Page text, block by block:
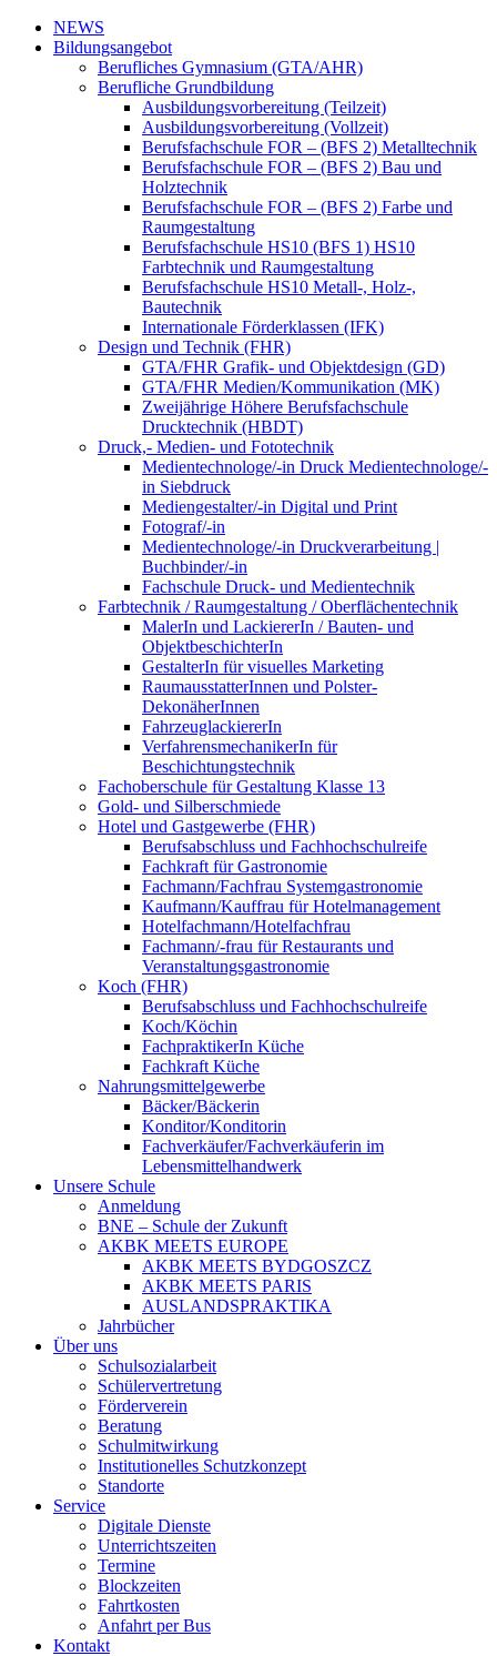
NEWS
Bildungsangebot
Berufliches Gymnasium (GTA/AHR)
Berufliche Grundbildung
Ausbildungsvorbereitung (Teilzeit)
Ausbildungsvorbereitung (Vollzeit)
Berufsfachschule FOR – (BFS 2) Metalltechnik
Berufsfachschule FOR – (BFS 2) Bau und
Holztechnik
Berufsfachschule FOR – (BFS 2) Farbe und
Raumgestaltung
Berufsfachschule HS10 (BFS 1) HS10
Farbtechnik und Raumgestaltung
Berufsfachschule HS10 Metall-, Holz-,
Bautechnik
Internationale Förderklassen (IFK)
Design und Technik (FHR)
GTA/FHR Grafik- und Objektdesign (GD)
GTA/FHR Medien/Kommunikation (MK)
Zweijährige Höhere Berufsfachschule
Drucktechnik (HBDT)
Druck,- Medien- und Fototechnik
Medientechnologe/-in Druck Medientechnologe/-
in Siebdruck
Mediengestalter/-in Digital und Print
Fotograf/-in
Medientechnologe/-in Druckverarbeitung |
Buchbinder/-in
Fachschule Druck- und Medientechnik
Farbtechnik / Raumgestaltung / Oberflächentechnik
MalerIn und LackiererIn / Bauten- und
ObjektbeschichterIn
GestalterIn für visuelles Marketing
RaumausstatterInnen und Polster-
DekonäherInnen
FahrzeuglackiererIn
VerfahrensmechanikerIn für
Beschichtungstechnik
Fachoberschule für Gestaltung Klasse 13
Gold- und Silberschmiede
Hotel und Gastgewerbe (FHR)
Berufsabschluss und Fachhochschulreife
Fachkraft für Gastronomie
Fachmann/Fachfrau Systemgastronomie
Kaufmann/Kauffrau für Hotelmanagement
Hotelfachmann/Hotelfachfrau
Fachmann/-frau für Restaurants und
Veranstaltungsgastronomie
Koch (FHR)
Berufsabschluss und Fachhochschulreife
Koch/Köchin
FachpraktikerIn Küche
Fachkraft Küche
Nahrungsmittelgewerbe
Bäcker/Bäckerin
Konditor/Konditorin
Fachverkäufer/Fachverkäuferin im
Lebensmittelhandwerk
Unsere Schule
Anmeldung
BNE – Schule der Zukunft
AKBK MEETS EUROPE
AKBK MEETS BYDGOSZCZ
AKBK MEETS PARIS
AUSLANDSPRAKTIKA
Jahrbücher
Über uns
Schulsozialarbeit
Schülervertretung
Förderverein
Beratung
Schulmitwirkung
Institutionelles Schutzkonzept
Standorte
Service
Digitale Dienste
Unterrichtszeiten
Termine
Blockzeiten
Fahrtkosten
Anfahrt per Bus
Kontakt